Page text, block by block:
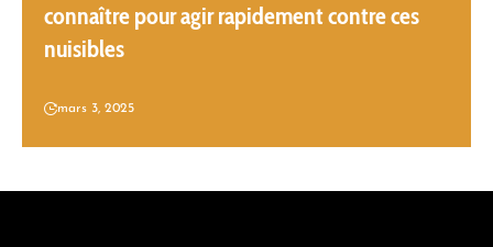
connaître pour agir rapidement contre ces
nuisibles
mars 3, 2025